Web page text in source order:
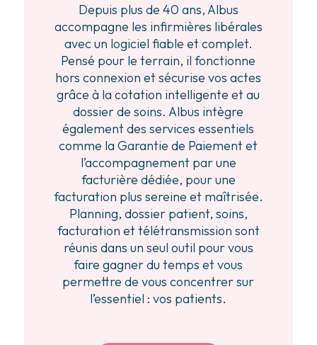
Depuis plus de 40 ans, Albus
accompagne les infirmières libérales
avec un logiciel fiable et complet.
Pensé pour le terrain, il fonctionne
hors connexion et sécurise vos actes
grâce à la cotation intelligente et au
dossier de soins. Albus intègre
également des services essentiels
comme la Garantie de Paiement et
l’accompagnement par une
facturière dédiée, pour une
facturation plus sereine et maîtrisée.
Planning, dossier patient, soins,
facturation et télétransmission sont
réunis dans un seul outil pour vous
faire gagner du temps et vous
permettre de vous concentrer sur
l’essentiel : vos patients.